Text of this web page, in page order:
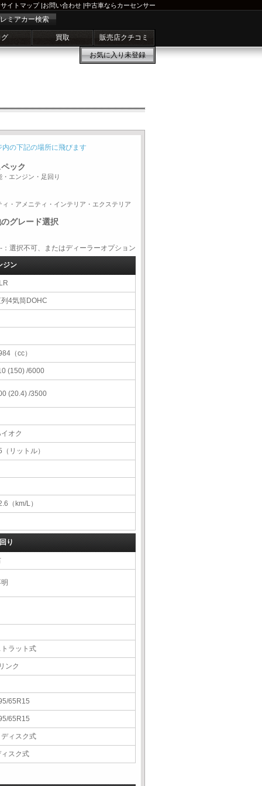
サイトマップ|お問い合わせ |中古車ならカーセンサー
ミアカー検索
買取 販売店クチコミ
お気に入り未登録
内の下記の場所に飛びます
ック
・エンジン・足回り
ィ・アメニティ・インテリア・エクステリア
グレード選択
択不可、またはディーラーオプション
ジン
4気筒DOHC
（cc）
(150) /6000
(20.4) /3500
オク
（リットル）
（km/L）
り
トラット式
ンク
65R15
65R15
ディスク式
スク式